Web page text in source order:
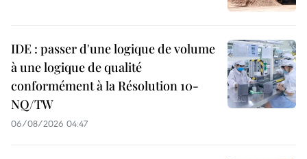
IDE : passer d'une logique de volume
à une logique de qualité
conformément à la Résolution 10-
NQ/TW
06/08/2026 04:47